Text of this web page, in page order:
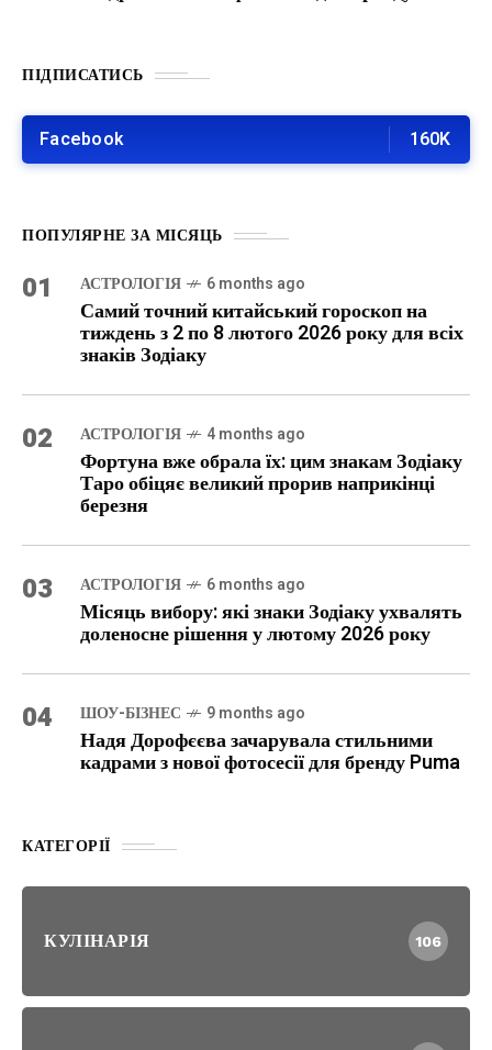
ПІДПИСАТИСЬ
Facebook 160K
ПОПУЛЯРНЕ ЗА МІСЯЦЬ
01 АСТРОЛОГІЯ 6 months ago
Самий точний китайський гороскоп на
тиждень з 2 по 8 лютого 2026 року для всіх
знаків Зодіаку
02 АСТРОЛОГІЯ 4 months ago
Фортуна вже обрала їх: цим знакам Зодіаку
Таро обіцяє великий прорив наприкінці
березня
03 АСТРОЛОГІЯ 6 months ago
Місяць вибору: які знаки Зодіаку ухвалять
доленосне рішення у лютому 2026 року
04 ШОУ-БІЗНЕС 9 months ago
Надя Дорофєєва зачарувала стильними
кадрами з нової фотосесії для бренду Puma
КАТЕГОРІЇ
КУЛІНАРІЯ 106